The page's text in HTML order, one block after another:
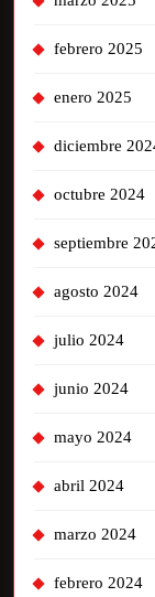
febrero 2025
enero 2025
diciembre
octubre 2024
septiembre
agosto 2024
julio 2024
junio 2024
mayo 2024
abril 2024
marzo 2024
febrero 2024